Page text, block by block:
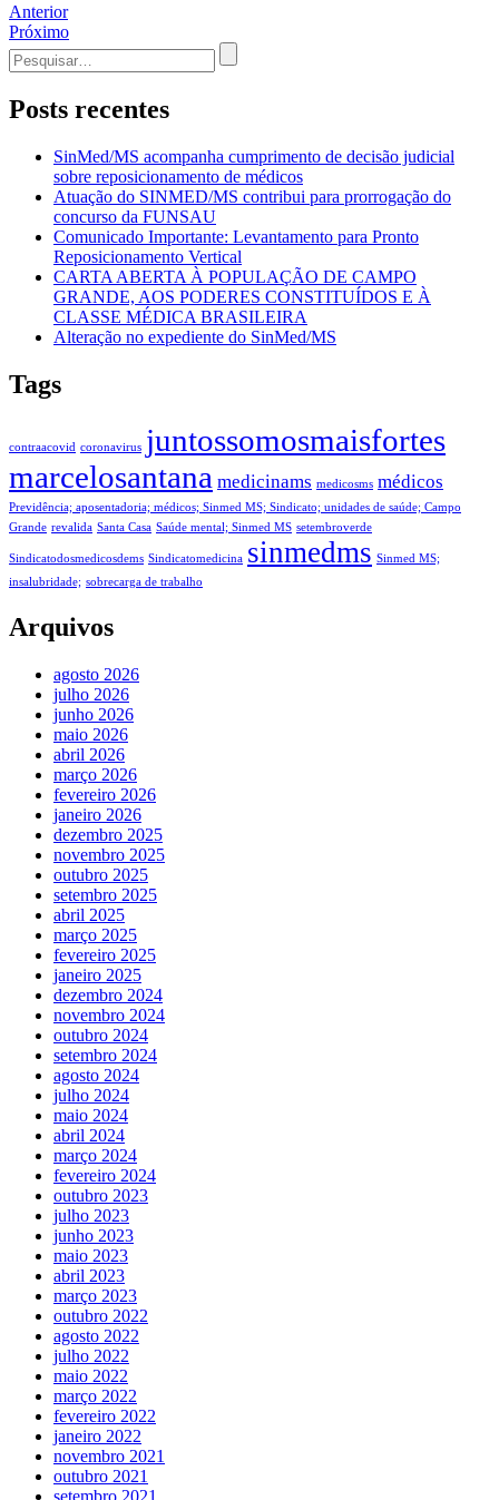
Navegação
de
Post
Anterior
Próximo
Procurar
por:
Posts recentes
SinMed/MS acompanha cumprimento de decisão judicial
sobre reposicionamento de médicos
Atuação do SINMED/MS contribui para prorrogação do
concurso da FUNSAU
Comunicado Importante: Levantamento para Pronto
Reposicionamento Vertical
CARTA ABERTA À POPULAÇÃO DE CAMPO
GRANDE, AOS PODERES CONSTITUÍDOS E À
CLASSE MÉDICA BRASILEIRA
Alteração no expediente do SinMed/MS
Tags
contraacovid coronavirus juntossomosmaisfortes
marcelosantana medicinams medicosms médicos
Previdência; aposentadoria; médicos; Sinmed MS; Sindicato; unidades de saúde; Campo
Grande revalida Santa Casa Saúde mental; Sinmed MS setembroverde
Sindicatodosmedicosdems Sindicatomedicina sinmedms Sinmed MS;
insalubridade; sobrecarga de trabalho
Arquivos
agosto 2026
julho 2026
junho 2026
maio 2026
abril 2026
março 2026
fevereiro 2026
janeiro 2026
dezembro 2025
novembro 2025
outubro 2025
setembro 2025
abril 2025
março 2025
fevereiro 2025
janeiro 2025
dezembro 2024
novembro 2024
outubro 2024
setembro 2024
agosto 2024
julho 2024
maio 2024
abril 2024
março 2024
fevereiro 2024
outubro 2023
julho 2023
junho 2023
maio 2023
abril 2023
março 2023
outubro 2022
agosto 2022
julho 2022
maio 2022
março 2022
fevereiro 2022
janeiro 2022
novembro 2021
outubro 2021
setembro 2021